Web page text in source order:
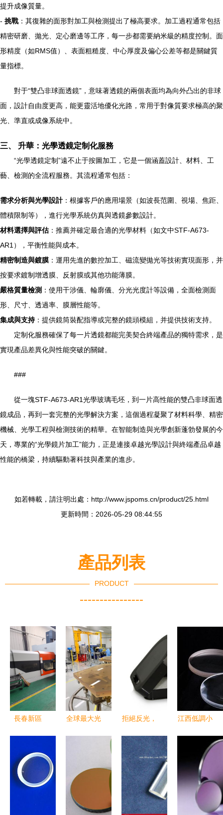
提升成像質量。
- 挑戰 ：其復雜的面形對加工與檢測提出了極高要求。加工過程通常包括
精密研磨、拋光、定心磨邊等工序，每一步都需要納米級的精度控制。面
形精度（如RMS值）、表面粗糙度、中心厚度及偏心公差等都是關鍵質
量指標。
對于“雙凸非球面透鏡”，意味著透鏡的兩個表面均為向外凸出的非球
面，設計自由度更高，能更靈活地優化光路，常用于對像質要求極高的聚
光、準直或成像系統中。
三、 升華：光學透鏡定制化服務
“光學透鏡定制”遠不止于按圖加工，它是一個涵蓋設計、材料、工
藝、檢測的全流程服務。其流程通常包括：
需求分析與光學設計：根據客戶的應用場景（如波長范圍、視場、焦距、
體積限制等），進行光學系統仿真與透鏡參數設計。
材料選擇與評估：推薦并確定最合適的光學材料（如文中STF-A673-
AR1），平衡性能與成本。
精密制造與鍍膜 ：運用先進的數控加工、磁流變拋光等技術實現面形，并
按要求鍍制增透膜、反射膜或其他功能薄膜。
嚴格質量檢測 ：使用干涉儀、輪廓儀、分光光度計等設備，全面檢測面
形、尺寸、透過率、膜層性能等。
集成與支持：提供鏡筒裝配指導或完整的鏡頭模組，并提供技術支持。
定制化服務確保了每一片透鏡都能完美契合終端產品的獨特需求，是
實現產品差異化與性能突破的關鍵。
###
從一塊STF-A673-AR1光學玻璃毛坯，到一片高性能的雙凸非球面透
鏡成品，再到一套完整的光學解決方案，這個過程凝聚了材料科學、精密
機械、光學工程與檢測技術的精華。在智能制造與光學創新蓬勃發展的今
天，專業的“光學鏡片加工”能力，正是連接卓越光學設計與終端產品卓越
性能的橋梁，持續驅動著科技與產業的進步。
如若轉載，請注明出處：http://www.jspoms.cn/product/25.html
更新時間：2026-05-29 08:44:55
產品列表
PRODUCT
----------------
長春新區
能光電產業
發展新高度
全球最大光
批18面六邊
形鏡片抵
達，開啟精
拒絕反光，
——蒂森特
77mm CPL
偏振鏡使用
實測
江西低調小
深圳十余
倍，坐擁全
國最大光學
鏡頭基地